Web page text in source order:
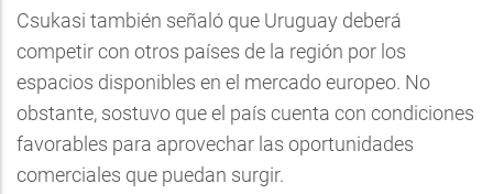
Csukasi también señaló que Uruguay deberá
competir con otros países de la región por los
espacios disponibles en el mercado europeo. No
obstante, sostuvo que el país cuenta con condiciones
favorables para aprovechar las oportunidades
comerciales que puedan surgir.